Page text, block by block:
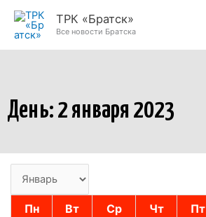
Перейти
ТРК «Братск»
Все новости Братска
День: 2 января 2023
Пн Вт Ср Чт Пт